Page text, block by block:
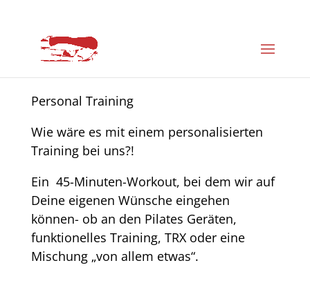
Personal Training
Wie wäre es mit einem personalisierten
Training bei uns?!
Ein 45-Minuten-Workout, bei dem wir auf
Deine eigenen Wünsche eingehen
können- ob an den Pilates Geräten,
funktionelles Training, TRX oder eine
Mischung „von allem etwas“.